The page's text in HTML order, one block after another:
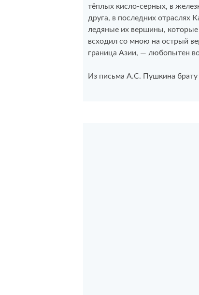
тёплых кисло-серных, в
друга, в последних отраслях
ледяные их вершины,
всходил со мною на острый
граница Азии, — любопытен
Из письма А.С. Пушкина